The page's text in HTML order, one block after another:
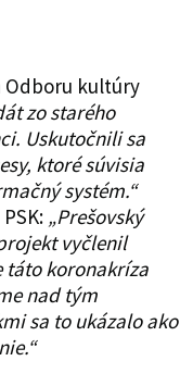
Odboru kultúry
zo starého
Uskutočnili sa
ktoré súvisia
systém.“
„Prešovský
vyčlenil
táto koronakríza
nad tým
sa to ukázalo ako